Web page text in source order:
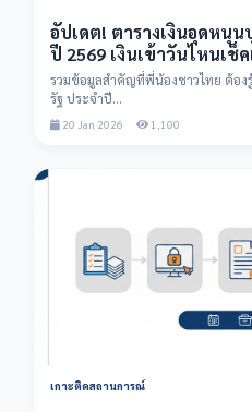
อัปเดต! ตารางเงินอุดหนุ
ปี 2569 เงินเข้าวันไหนเช็ค
รวมข้อมูลสำคัญที่พี่น้องชาวไทย ต้อง
รัฐ ประจำปี...
20 Jan 2026 1,100
เกาะติดสถานการณ์